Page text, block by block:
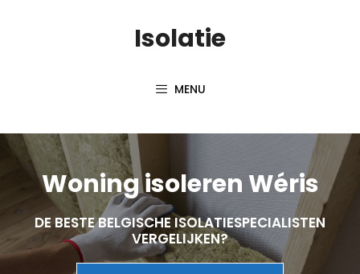
Isolatie
MENU
Woning isoleren Wéris
DE BESTE BELGISCHE ISOLATIESPECIALISTEN
VERGELIJKEN?